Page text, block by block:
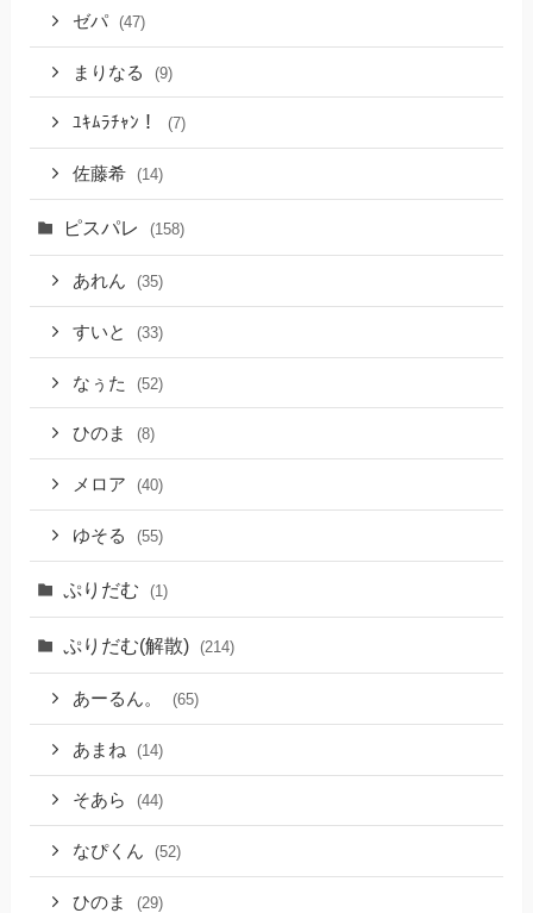
ゼパ (47)
まりなる (9)
ﾕｷﾑﾗﾁｬﾝ！ (7)
佐藤希 (14)
ピスパレ (158)
あれん (35)
すいと (33)
なぅた (52)
ひのま (8)
メロア (40)
ゆそる (55)
ぷりだむ (1)
ぷりだむ(解散) (214)
あーるん。 (65)
あまね (14)
そあら (44)
なぴくん (52)
ひのま (29)